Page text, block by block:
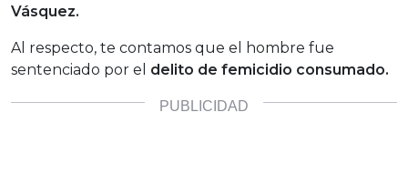
Vásquez.
Al respecto, te contamos que el hombre fue
sentenciado por el delito de femicidio consumado.